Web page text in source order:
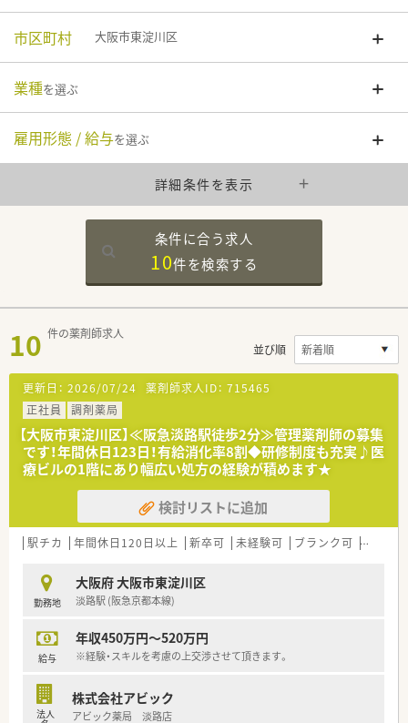
市区町村 大阪市東淀川区
業種を選ぶ
雇用形態 / 給与を選ぶ
詳細条件を表示
条件に合う求人
10件を検索する
10 件の薬剤師求人
並び順
更新日： 2026/07/24 薬剤師求人ID： 715465
正社員
調剤薬局
【大阪市東淀川区】≪阪急淡路駅徒歩2分≫管理薬剤師の募集
です！年間休日123日！有給消化率8割◆研修制度も充実♪医
療ビルの1階にあり幅広い処方の経験が積めます★
検討リストに追加
駅チカ 年間休日120日以上 新卒可 未経験可 ブランク可 教育制
勤務地
大阪府 大阪市東淀川区
淡路駅 (阪急京都本線)
給与
年収450万円～520万円
※経験・スキルを考慮の上交渉させて頂きます。
法人
株式会社アビック
アビック薬局 淡路店